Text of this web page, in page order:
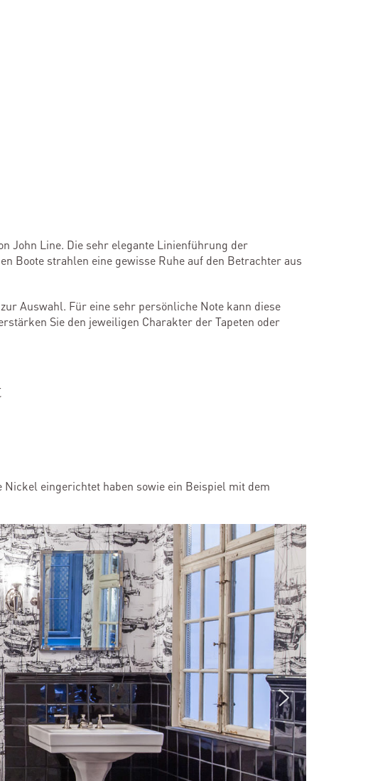
John Line. Die sehr elegante Linienführung der
Boote strahlen eine gewisse Ruhe auf den Betrachter aus
Auswahl. Für eine sehr persönliche Note kann diese
Sie den jeweiligen Charakter der Tapeten oder
eingerichtet haben sowie ein Beispiel mit dem